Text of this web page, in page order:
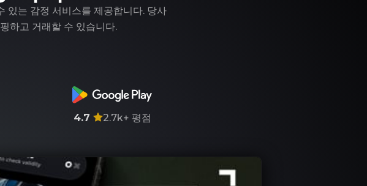
는 감정 서비스를 제공합니다. 당사
하고 거래할 수 있습니다.
4.7 2.7k+ 평점